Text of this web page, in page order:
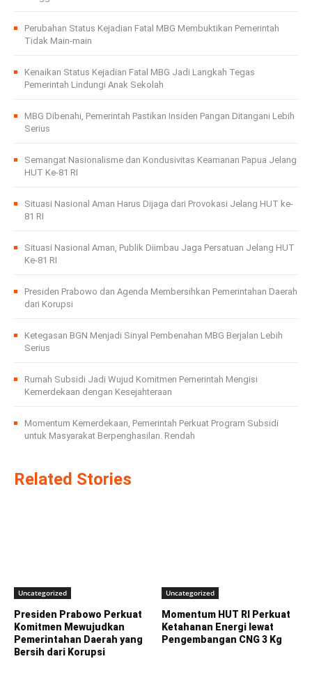
Perubahan Status Kejadian Fatal MBG Membuktikan Pemerintah
Tidak Main-main
Kenaikan Status Kejadian Fatal MBG Jadi Langkah Tegas
Pemerintah Lindungi Anak Sekolah
MBG Dibenahi, Pemerintah Pastikan Insiden Pangan Ditangani Lebih
Serius
Semangat Nasionalisme dan Kondusivitas Keamanan Papua Jelang
HUT Ke-81 RI
Situasi Nasional Aman Harus Dijaga dari Provokasi Jelang HUT ke-
81 RI
Situasi Nasional Aman, Publik Diimbau Jaga Persatuan Jelang HUT
Ke-81 RI
Presiden Prabowo dan Agenda Membersihkan Pemerintahan Daerah
dari Korupsi
Ketegasan BGN Menjadi Sinyal Pembenahan MBG Berjalan Lebih
Serius
Rumah Subsidi Jadi Wujud Komitmen Pemerintah Mengisi
Kemerdekaan dengan Kesejahteraan
Momentum Kemerdekaan, Pemerintah Perkuat Program Subsidi
untuk Masyarakat Berpenghasilan. Rendah
Related Stories
Uncategorized
Presiden Prabowo Perkuat
Komitmen Mewujudkan
Pemerintahan Daerah yang
Bersih dari Korupsi
Uncategorized
Momentum HUT RI Perkuat
Ketahanan Energi lewat
Pengembangan CNG 3 Kg